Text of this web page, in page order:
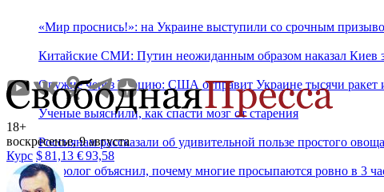
«Мир проснись!»: на Украине выступили со срочным
Китайские СМИ: Путин неожиданным образом наказал Киев
Оружие через Турцию: США отправит Украине тысячи ракет
Ученые выяснили, как спасти мозг от старения
Россиянам рассказали об удивительной пользе простого овоща
Невролог объяснил, почему многие просыпаются ровно в 3
18+
воскресенье, 9 августа
Курс $81,13 €93,58